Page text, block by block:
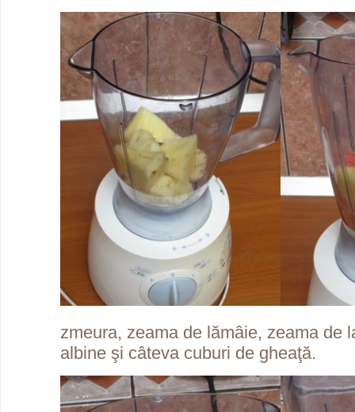
zmeura, zeama de lămâie, zeama de
albine şi câteva cuburi de gheaţă.